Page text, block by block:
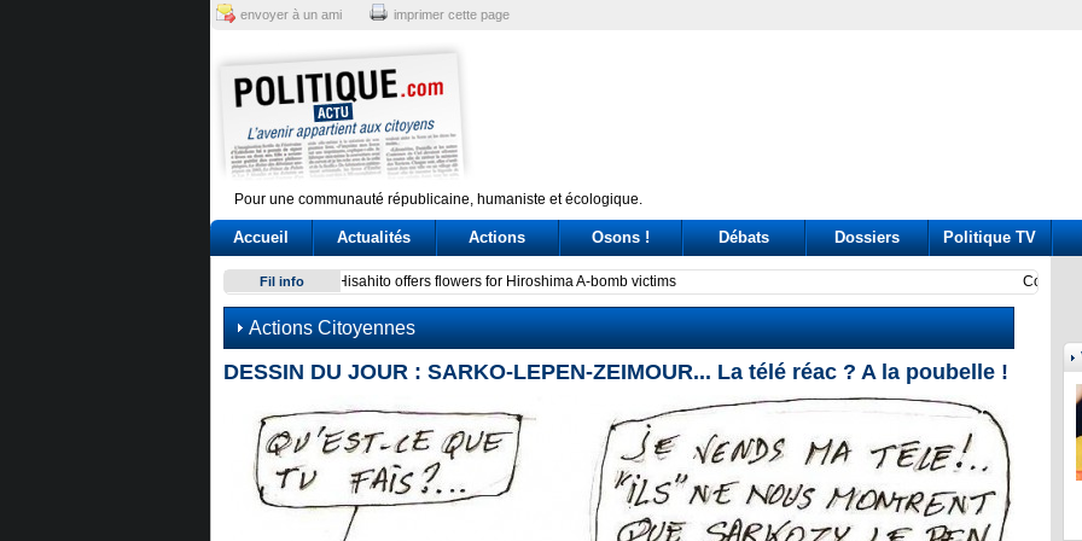
envoyer à un ami imprimer cette page
Pour une communauté républicaine, humaniste et écologique.
Accueil Actualités Actions Osons ! Débats Dossiers Politique TV
Fil info Conte e l'audizione in Commissione Covid: tre ore di «arringa» piene di messaggi (a destra e a sinistra)
Actions Citoyennes
DESSIN DU JOUR : SARKO-LEPEN-ZEIMOUR... La télé réac ? A la poubelle !